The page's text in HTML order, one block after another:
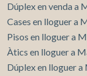
Dúplex en venda a
Cases en lloguer a
Pisos en lloguer a
Àtics en lloguer a
Dúplex en lloguer